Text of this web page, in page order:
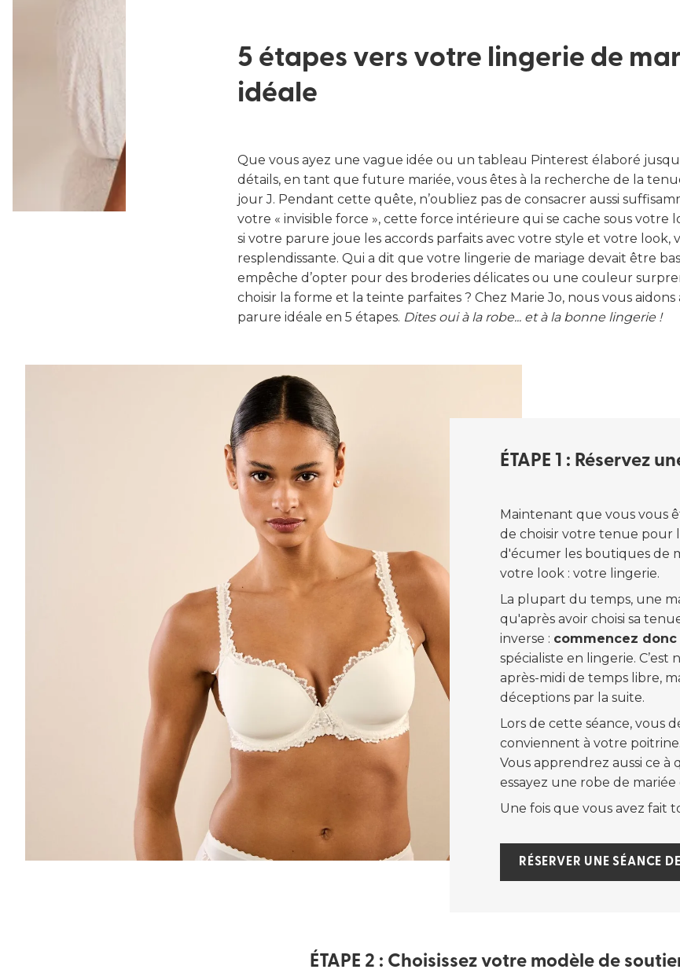
5 étapes vers votre lingerie de
idéale
Que vous ayez une vague idée ou un tableau Pinterest élaboré
détails, en tant que future mariée, vous êtes à la recherche de la
jour J. Pendant cette quête, n’oubliez pas de consacrer aussi
votre « invisible force », cette force intérieure qui se cache sous votre
si votre parure joue les accords parfaits avec votre style et votre look,
resplendissante. Qui a dit que votre lingerie de mariage devait être
empêche d’opter pour des broderies délicates ou une couleur
choisir la forme et la teinte parfaites ? Chez Marie Jo, nous vous
parure idéale en 5 étapes. Dites oui à la robe... et à la bonne lingerie !
ÉTAPE 1 : Réservez
Maintenant que vous vous
de choisir votre tenue pour
d'écumer les boutiques de
votre look : votre lingerie.
La plupart du temps, une
qu'après avoir choisi sa
inverse : commencez
spécialiste en lingerie.
après-midi de temps libre,
déceptions par la suite.
Lors de cette séance, vous
conviennent à votre
Vous apprendrez aussi ce
essayez une robe de
Une fois que vous avez fait
RÉSERVER UNE SÉANCE
ÉTAPE 2 : Choisissez votre modèle de